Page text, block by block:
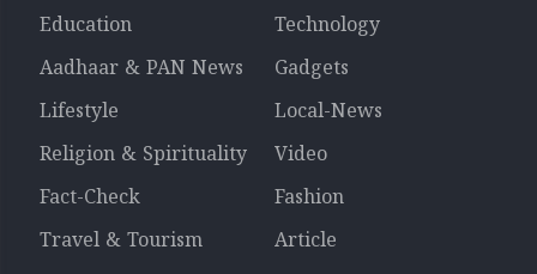
Education
Technology
Aadhaar & PAN News
Gadgets
Lifestyle
Local-News
Religion & Spirituality
Video
Fact-Check
Fashion
Travel & Tourism
Article